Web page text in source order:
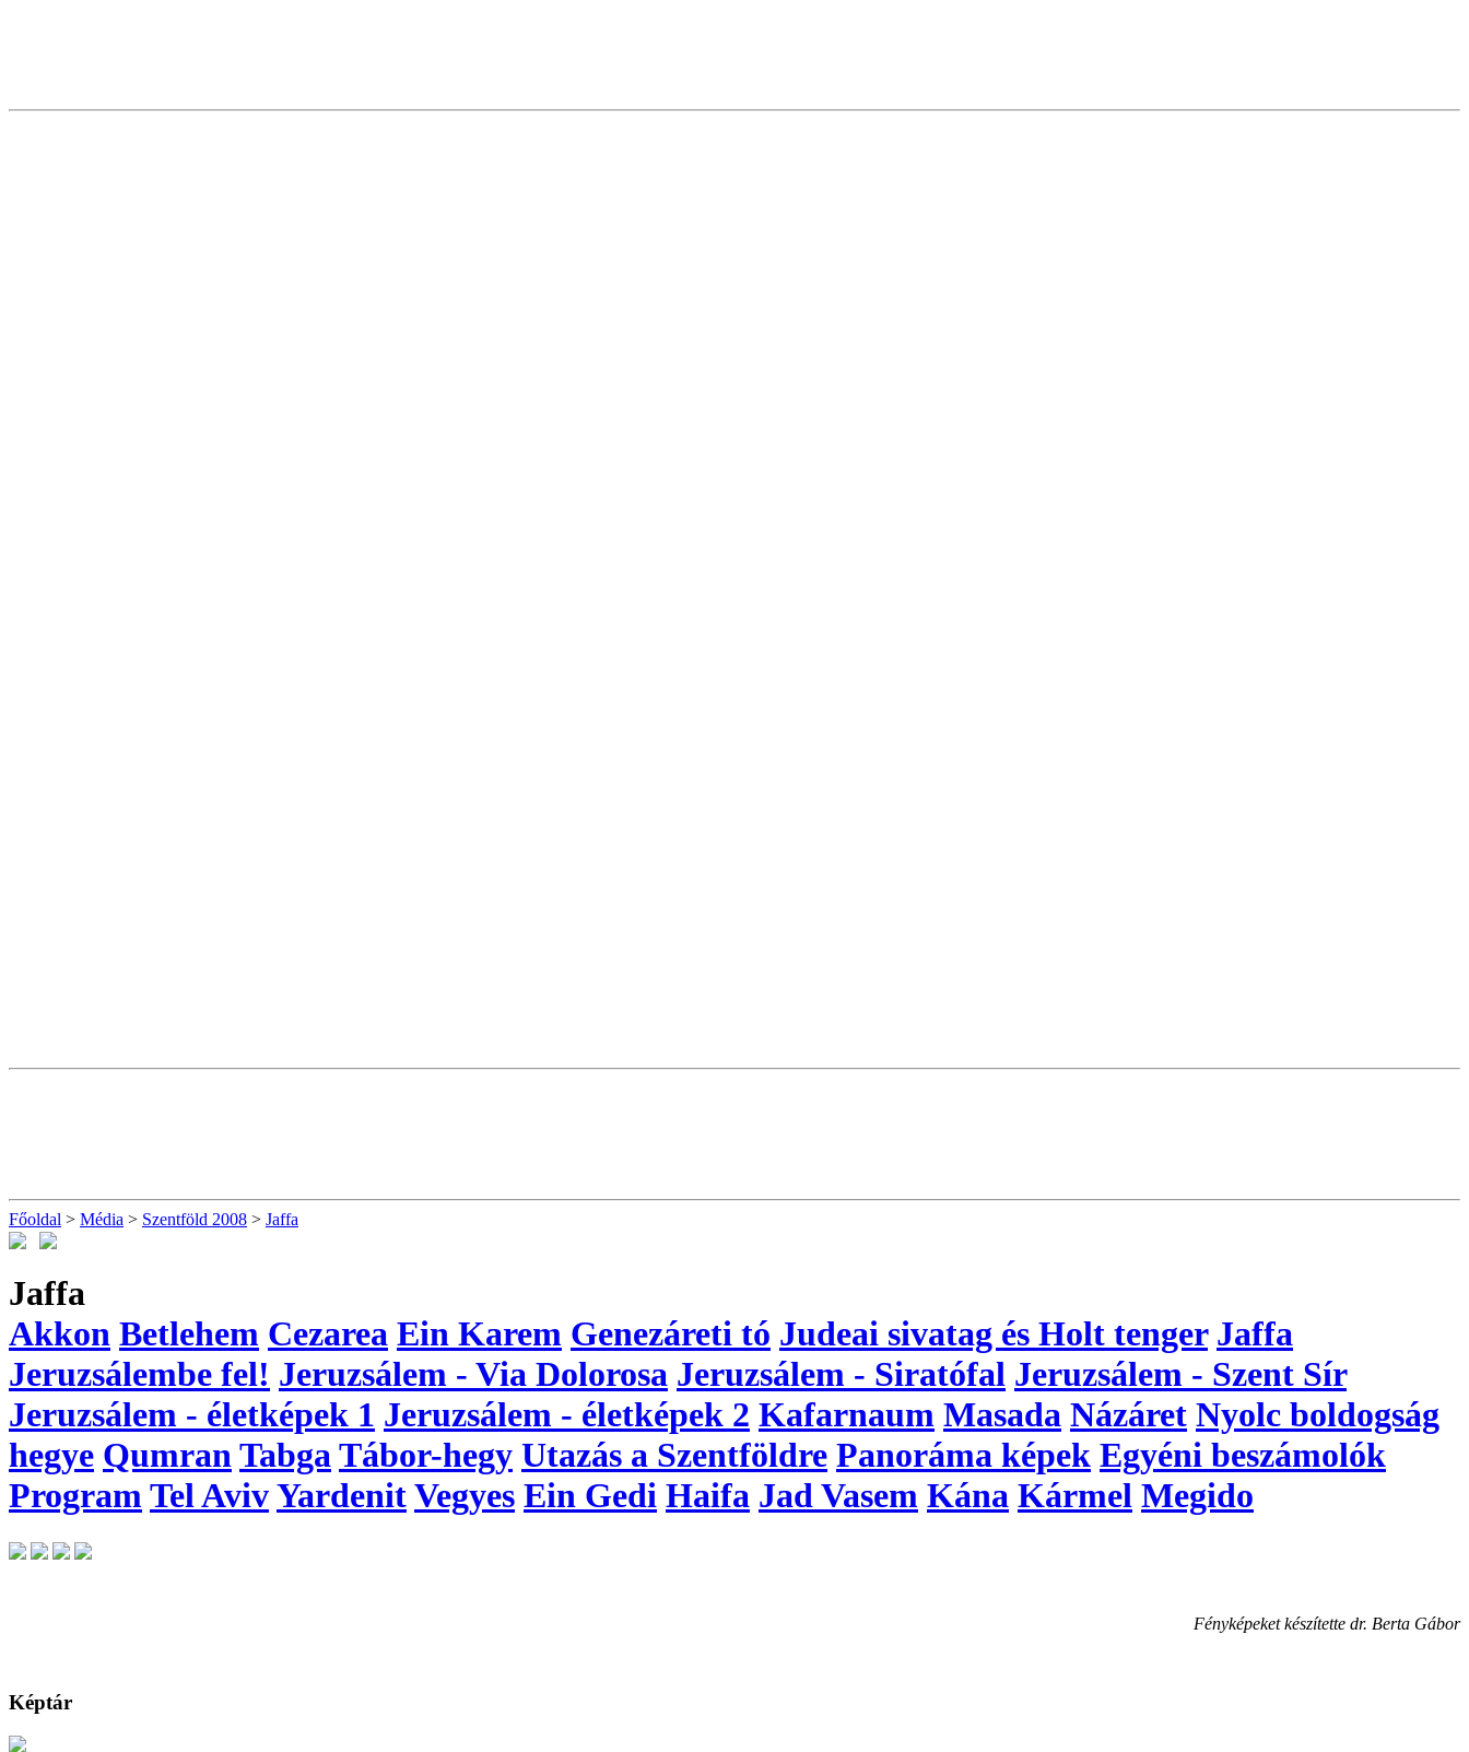
Főoldal > Média > Szentföld 2008 > Jaffa
Jaffa
Akkon Betlehem Cezarea Ein Karem Genezáreti tó Judeai sivatag és Holt tenger Jaffa
Jeruzsálembe fel! Jeruzsálem - Via Dolorosa Jeruzsálem - Siratófal Jeruzsálem - Szent Sír
Jeruzsálem - életképek 1 Jeruzsálem - életképek 2 Kafarnaum Masada Názáret Nyolc boldogság
hegye Qumran Tabga Tábor-hegy Utazás a Szentföldre Panoráma képek Egyéni beszámolók
Program Tel AvivYardenitVegyes Ein Gedi Haifa Jad Vasem Kána Kármel Megido
Fényképeket készítette dr. Berta Gábor
Képtár